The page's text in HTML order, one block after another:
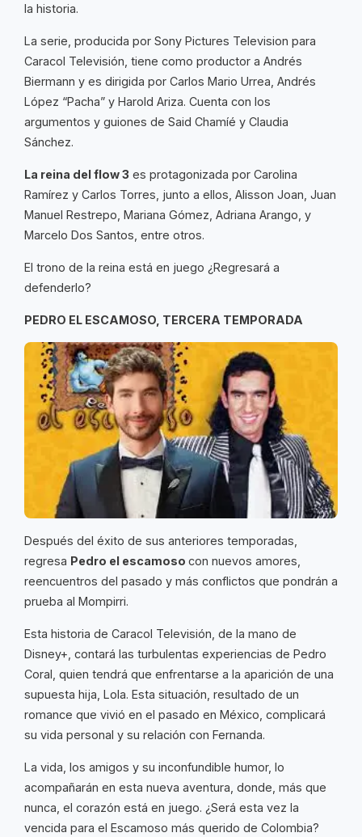
la historia.
La serie, producida por Sony Pictures Television para
Caracol Televisión, tiene como productor a Andrés
Biermann y es dirigida por Carlos Mario Urrea, Andrés
López “Pacha” y Harold Ariza. Cuenta con los
argumentos y guiones de Said Chamíé y Claudia
Sánchez.
La reina del flow 3 es protagonizada por Carolina
Ramírez y Carlos Torres, junto a ellos, Alisson Joan, Juan
Manuel Restrepo, Mariana Gómez, Adriana Arango, y
Marcelo Dos Santos, entre otros.
El trono de la reina está en juego ¿Regresará a
defenderlo?
PEDRO EL ESCAMOSO, TERCERA TEMPORADA
Después del éxito de sus anteriores temporadas,
regresa Pedro el escamoso con nuevos amores,
reencuentros del pasado y más conflictos que pondrán a
prueba al Mompirri.
Esta historia de Caracol Televisión, de la mano de
Disney+, contará las turbulentas experiencias de Pedro
Coral, quien tendrá que enfrentarse a la aparición de una
supuesta hija, Lola. Esta situación, resultado de un
romance que vivió en el pasado en México, complicará
su vida personal y su relación con Fernanda.
La vida, los amigos y su inconfundible humor, lo
acompañarán en esta nueva aventura, donde, más que
nunca, el corazón está en juego. ¿Será esta vez la
vencida para el Escamoso más querido de Colombia?